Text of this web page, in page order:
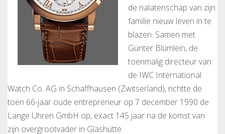
de nalatenschap van zijn
familie nieuw leven in te
blazen. Samen met
Günter Blümlein, de
toenmalig directeur van
de IWC International
Watch Co. AG in Schaffhausen (Zwitserland), richtte de
toen 66-jaar oude entrepreneur op 7 december 1990 de
Lange Uhren GmbH op, exact 145 jaar na de komst van
zijn overgrootvader in Glashütte.